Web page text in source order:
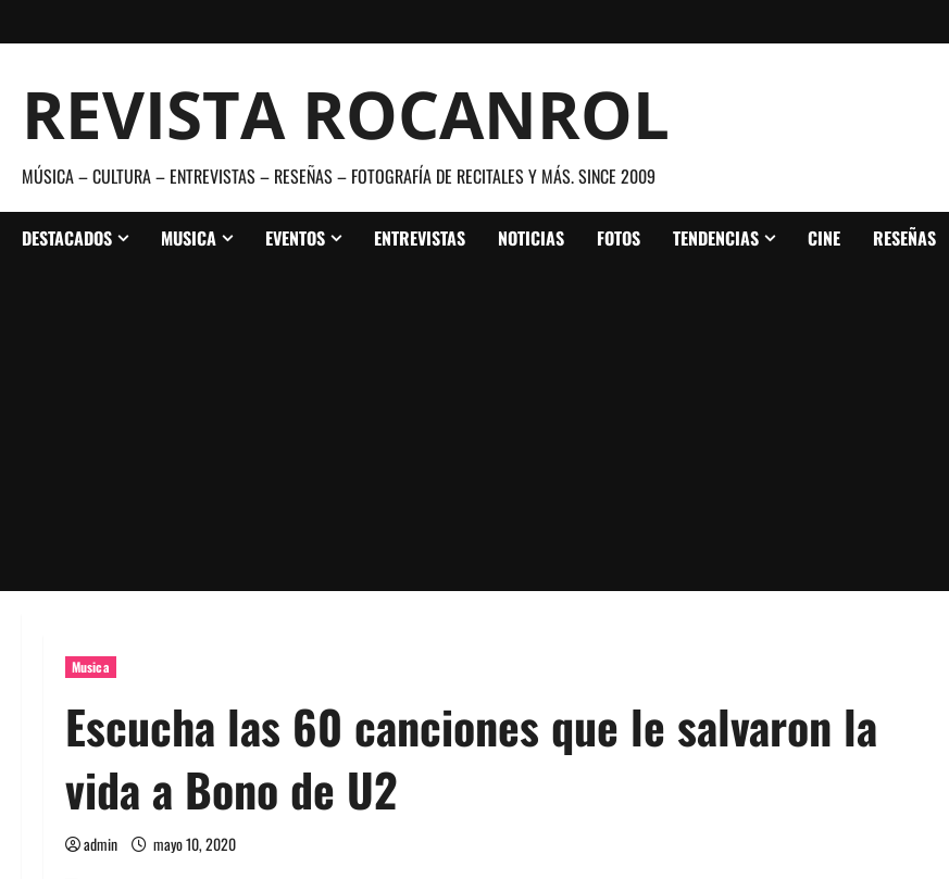
al
REVISTA ROCANROL
MÚSICA – CULTURA – ENTREVISTAS – RESEÑAS – FOTOGRAFÍA DE RECITALES Y MÁS. SINCE 2009
DESTACADOS MUSICA EVENTOS ENTREVISTAS NOTICIAS FOTOS TENDENCIAS CINE RESEÑAS
Musica
Escucha las 60 canciones que le salvaron la
vida a Bono de U2
admin mayo 10, 2020